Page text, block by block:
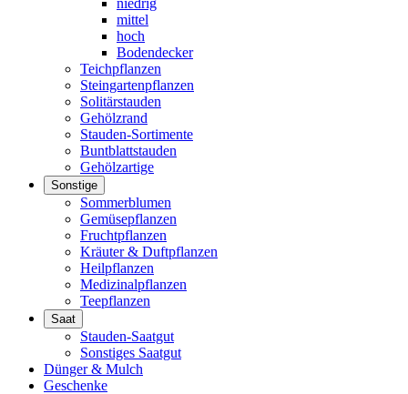
mittel
hoch
Bodendecker
Teichpflanzen
Steingartenpflanzen
Solitärstauden
Gehölzrand
Stauden-Sortimente
Buntblattstauden
Gehölzartige
Sonstige
Sommerblumen
Gemüsepflanzen
Fruchtpflanzen
Kräuter & Duftpflanzen
Heilpflanzen
Medizinalpflanzen
Teepflanzen
Saat
Stauden-Saatgut
Sonstiges Saatgut
Dünger & Mulch
Geschenke